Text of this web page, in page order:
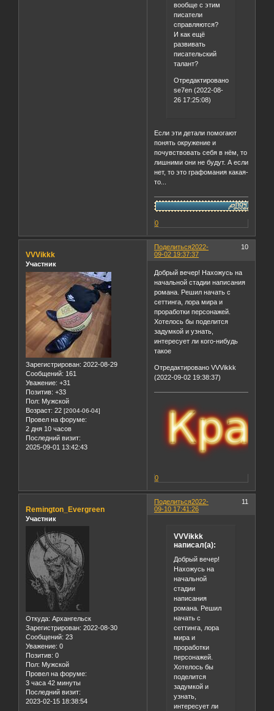
вообще с этим
писатели
справляются?
И как ещё
развивать
писательский
талант?
Отредактировано
se7en (2022-08-
26 17:25:08)
Если эти детали помогают
понять окружение и
почувствовать себя в нём, то
лишними они не будут. А если
нет, то это графомания какая-
то...
0
Поделиться 10
2022-
09-02 19:37:37
VVVikkk
Участник
Зарегистрирован: 2022-08-29
Сообщений: 161
Уважение: +31
Позитив: +33
Пол: Мужской
Возраст: 22 [2004-06-04]
Провел на форуме:
2 дня 10 часов
Последний визит:
2025-09-01 13:42:43
Добрый вечер! Нахожусь на
начальной стадии написания
романа. Решил начать с
сеттинга, лора мира и
проработки персонажей.
Хотелось бы поделится
задумкой и узнать,
интересует ли кого-нибудь
такое
Отредактировано VVVikkk
(2022-09-02 19:38:37)
0
Поделиться 11
2022-
09-10 17:41:26
Remington_Evergreen
Участник
Откуда: Архангельск
Зарегистрирован: 2022-08-30
Сообщений: 23
Уважение: 0
Позитив: 0
Пол: Мужской
Провел на форуме:
3 часа 42 минуты
Последний визит:
2023-02-15 18:38:54
VVVikkk
написал(а):
Добрый вечер!
Нахожусь на
начальной
стадии
написания
романа. Решил
начать с
сеттинга, лора
мира и
проработки
персонажей.
Хотелось бы
поделится
задумкой и
узнать,
интересует ли